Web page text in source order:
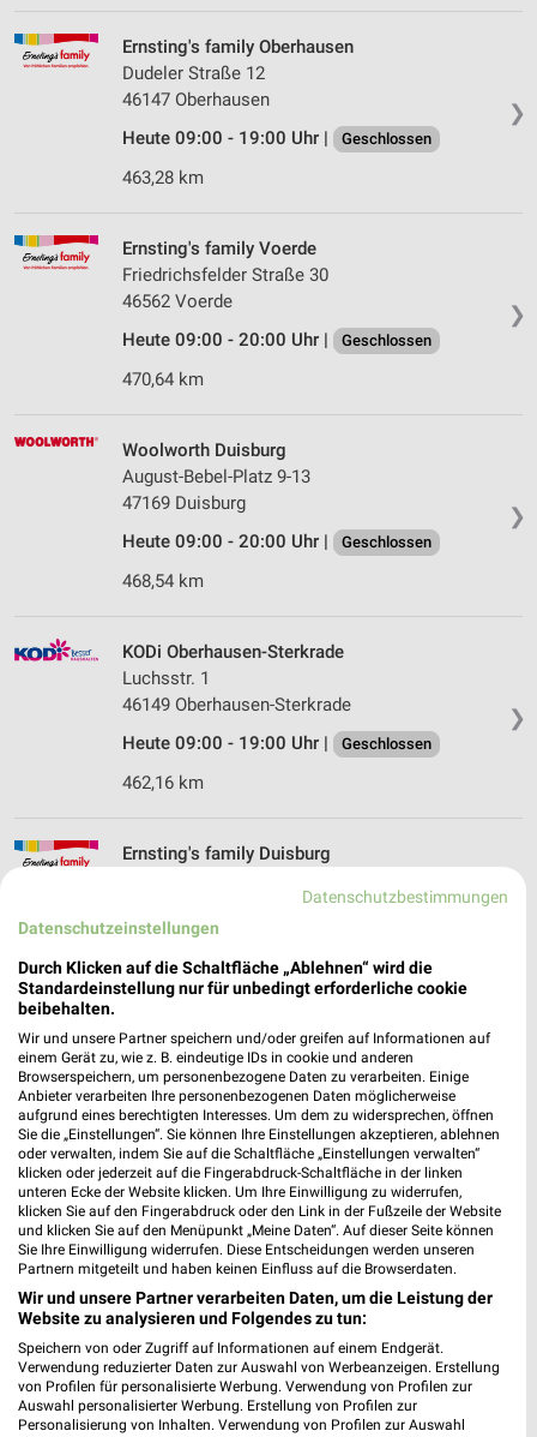
❯
Ernsting's family Oberhausen
Dudeler Straße 12
46147 Oberhausen
Heute 09:00 - 19:00 Uhr |
Geschlossen
463,28 km
❯
Ernsting's family Voerde
Friedrichsfelder Straße 30
46562 Voerde
Heute 09:00 - 20:00 Uhr |
Geschlossen
470,64 km
❯
Woolworth Duisburg
August-Bebel-Platz 9-13
47169 Duisburg
Heute 09:00 - 20:00 Uhr |
Geschlossen
468,54 km
❯
KODi Oberhausen-Sterkrade
Luchsstr. 1
46149 Oberhausen-Sterkrade
Heute 09:00 - 19:00 Uhr |
Geschlossen
462,16 km
Ernsting's family Duisburg
Heute 08:00 - 19:00 Uhr |
468,11 km
Tchibo Partner mit Kaffee Bar Duisburg
Hamborner Altmarkt 12
47166 Duisburg
Heute 09:00 - 18:30 Uhr | Geschlossen
467,96 km • Angebote: 5 Prospekte
KODi Duisburg-Neumühl
47167 Duisburg-Neumühl
Heute 09:00 - 18:30 Uhr | Geschlossen
466,08 km
Datenschutzbestimmungen
Datenschutzeinstellungen
Durch Klicken auf die Schaltfläche „Ablehnen“ wird die
Standardeinstellung nur für unbedingt erforderliche cookie
beibehalten.
Wir und unsere Partner speichern und/oder greifen auf Informationen auf
einem Gerät zu, wie z. B. eindeutige IDs in cookie und anderen
Browserspeichern, um personenbezogene Daten zu verarbeiten. Einige
Anbieter verarbeiten Ihre personenbezogenen Daten möglicherweise
aufgrund eines berechtigten Interesses. Um dem zu widersprechen, öffnen
Sie die „Einstellungen“. Sie können Ihre Einstellungen akzeptieren, ablehnen
oder verwalten, indem Sie auf die Schaltfläche „Einstellungen verwalten“
klicken oder jederzeit auf die Fingerabdruck-Schaltfläche in der linken
unteren Ecke der Website klicken. Um Ihre Einwilligung zu widerrufen,
klicken Sie auf den Fingerabdruck oder den Link in der Fußzeile der Website
und klicken Sie auf den Menüpunkt „Meine Daten“. Auf dieser Seite können
Sie Ihre Einwilligung widerrufen. Diese Entscheidungen werden unseren
Partnern mitgeteilt und haben keinen Einfluss auf die Browserdaten.
Wir und unsere Partner verarbeiten Daten, um die Leistung der
Website zu analysieren und Folgendes zu tun:
Speichern von oder Zugriff auf Informationen auf einem Endgerät.
Verwendung reduzierter Daten zur Auswahl von Werbeanzeigen. Erstellung
von Profilen für personalisierte Werbung. Verwendung von Profilen zur
Auswahl personalisierter Werbung. Erstellung von Profilen zur
Personalisierung von Inhalten. Verwendung von Profilen zur Auswahl